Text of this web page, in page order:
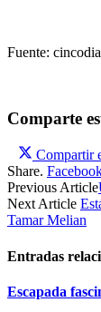
Fuente:
Comparte
Compartir
Share.
Previous Article
Next Article
Tamar Melian
Entradas
Escapada